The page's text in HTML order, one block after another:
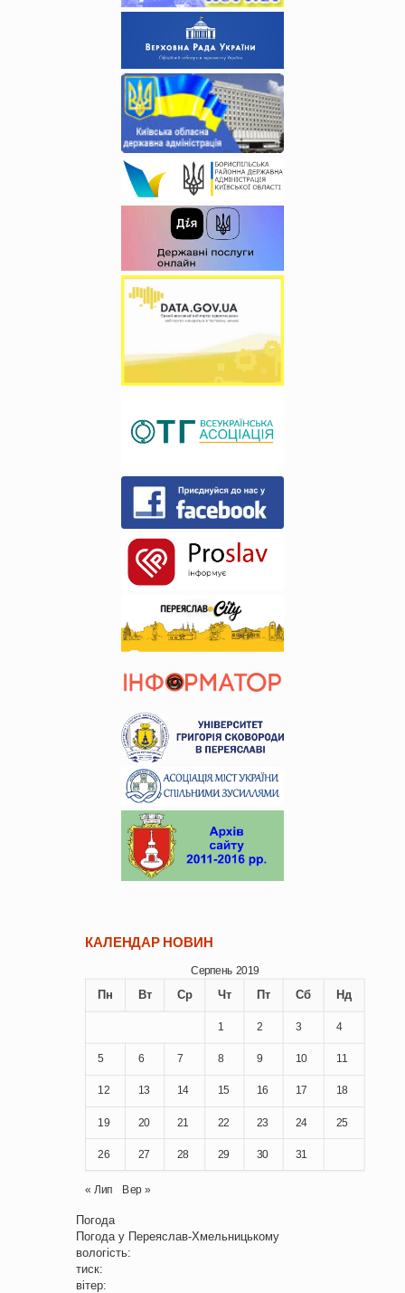
КАЛЕНДАР НОВИН
Серпень 2019
Пн Вт Ср Чт Пт Сб Нд
1 2 3 4
5 6 7 8 9 10 11
12 13 14 15 16 17 18
19 20 21 22 23 24 25
26 27 28 29 30 31
« Лип Вер »
Погода
Погода у Переяслав-Хмельницькому
вологість:
тиск:
вітер: